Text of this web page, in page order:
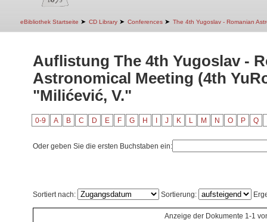
eBibliothek Startseite ➤ CD Library ➤ Conferences ➤ The 4th Yugoslav - Romanian
Auflistung The 4th Yugoslav -
Astronomical Meeting (4th
"Milićević, V."
0-9 A B C D E F G H J K L M N O P Q
Oder geben Sie die ersten Buchstaben ein:
Sortiert nach: Sortierung:
Anzeige der Dokumente 1-1